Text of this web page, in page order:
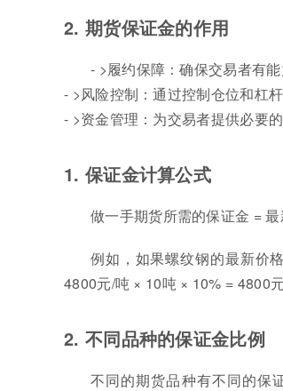
2. 期货保证金的作用
- >履约保障：确保交易者有能
- >风险控制：通过控制仓位和杠
- >资金管理：为交易者提供必要的
1. 保证金计算公式
做一手期货所需的保证金 =
例如，如果螺纹钢的最新价
4800元/吨 × 10吨 × 10% = 4800元
2. 不同品种的保证金比例
不同的期货品种有不同的保